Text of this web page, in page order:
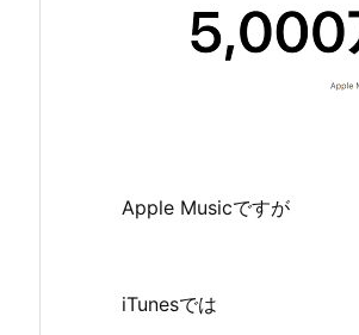
Apple Musicですが
iTunesでは